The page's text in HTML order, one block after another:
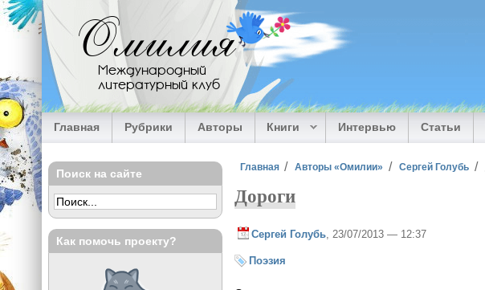
Перейти к основному содержанию
Омилия
Международный
литературный клуб
Главная Рубрики Авторы Книги Интервью Статьи
Вы здесь
Главная Авторы «Омилии» Сергей Голубь
Дороги
Сергей Голубь , 23/07/2013 — 12:37
Поэзия
Поиск на сайте
Как помочь проекту?